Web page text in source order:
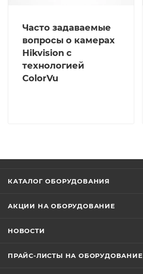
Часто задаваемые
вопросы о камерах
Hikvision с
технологией
ColorVu
КАТАЛОГ ОБОРУДОВАНИЯ
АКЦИИ НА ОБОРУДОВАНИЕ
НОВОСТИ
ПРАЙС-ЛИСТЫ НА ОБОРУДОВАНИЕ